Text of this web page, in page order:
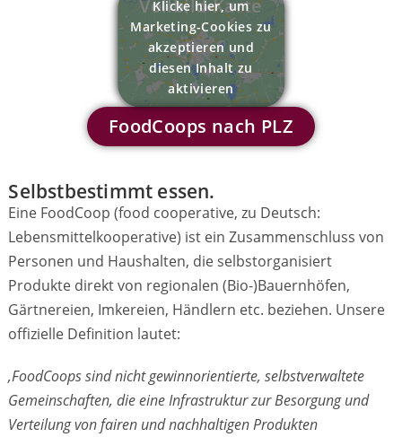
Vollbild-Karte
Klicke hier, um
Marketing-Cookies zu
akzeptieren und
diesen Inhalt zu
aktivieren
FoodCoops nach PLZ
Selbstbestimmt essen.
Eine FoodCoop (food cooperative, zu Deutsch:
Lebensmittelkooperative) ist ein Zusammenschluss von
Personen und Haushalten, die selbstorganisiert
Produkte direkt von regionalen (Bio-)Bauernhöfen,
Gärtnereien, Imkereien, Händlern etc. beziehen. Unsere
offizielle Definition lautet:
‚FoodCoops sind nicht gewinnorientierte, selbstverwaltete
Gemeinschaften, die eine Infrastruktur zur Besorgung und
Verteilung von fairen und nachhaltigen Produkten